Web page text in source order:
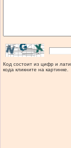
Код состоит из цифр и
кода кликните на картинке.